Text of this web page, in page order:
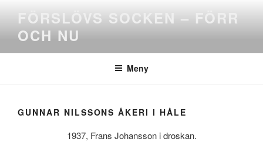
innehåll
FÖRSLÖVS SOCKEN – FÖRR
OCH NU
Meny
GUNNAR NILSSONS ÅKERI I HÅLE
1937, Frans Johansson i droskan.